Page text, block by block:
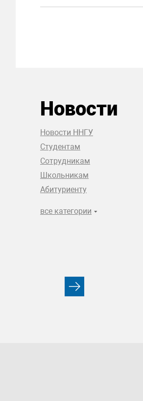
Новости
Новости ННГУ
Студентам
Сотрудникам
Школьникам
Абитуриенту
все категории